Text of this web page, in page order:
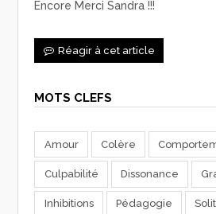
Encore Merci Sandra !!!
Réagir à cet article
MOTS CLEFS
Amour Colère
Culpabilité Dissonance
Inhibitions Pédagogie